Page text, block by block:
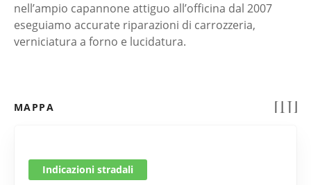
nell’ampio capannone attiguo all’officina dal 2007
eseguiamo accurate riparazioni di carrozzeria,
verniciatura a forno e lucidatura.
MAPPA
Indicazioni stradali